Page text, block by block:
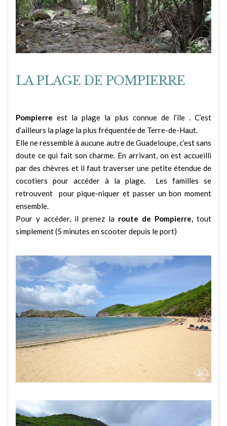
LA PLAGE DE POMPIERRE
Pompierre est la plage la plus connue de l’île . C’est
d’ailleurs la plage la plus fréquentée de Terre-de-Haut.
Elle ne ressemble à aucune autre de Guadeloupe, c’est sans
doute ce qui fait son charme. En arrivant, on est accueilli
par des chèvres et il faut traverser une petite étendue de
cocotiers pour accéder à la plage. Les familles se
retrouvent pour pique-niquer et passer un bon moment
ensemble.
Pour y accéder, il prenez la route de Pompierre, tout
simplement (5 minutes en scooter depuis le port)